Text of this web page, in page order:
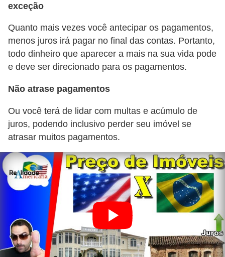
exceção
Quanto mais vezes você antecipar os pagamentos,
menos juros irá pagar no final das contas. Portanto,
todo dinheiro que aparecer a mais na sua vida pode
e deve ser direcionado para os pagamentos.
Não atrase pagamentos
Ou você terá de lidar com multas e acúmulo de
juros, podendo inclusivo perder seu imóvel se
atrasar muitos pagamentos.
r
E
m
p
s
t
i
m
o
s
f
i
n